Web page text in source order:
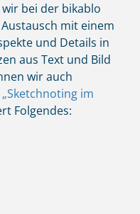
bei der bikablo
mit einem
und Details in
aus Text und Bild
wir auch
„Sketchnoting im
Folgendes: